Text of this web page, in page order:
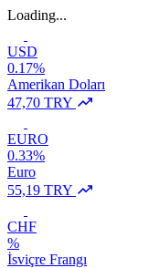
Loading...
USD
0.17%
Amerikan Doları
47,70 TRY
EURO
0.33%
Euro
55,19 TRY
CHF
%
İsviçre Frangı